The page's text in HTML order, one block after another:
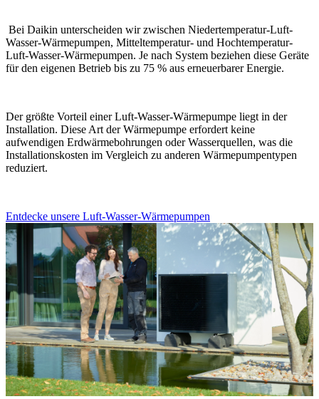
Bei Daikin unterscheiden wir zwischen Niedertemperatur-Luft-
Wasser-Wärmepumpen, Mitteltemperatur- und Hochtemperatur-
Luft-Wasser-Wärmepumpen. Je nach System beziehen diese Geräte
für den eigenen Betrieb bis zu 75 % aus erneuerbarer Energie.
Der größte Vorteil einer Luft-Wasser-Wärmepumpe liegt in der
Installation. Diese Art der Wärmepumpe erfordert keine
aufwendigen Erdwärmebohrungen oder Wasserquellen, was die
Installationskosten im Vergleich zu anderen Wärmepumpentypen
reduziert.
Entdecke unsere Luft-Wasser-Wärmepumpen